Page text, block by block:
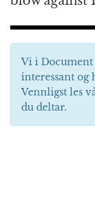
Vi i Document
interessant og
Vennligst les
du deltar.